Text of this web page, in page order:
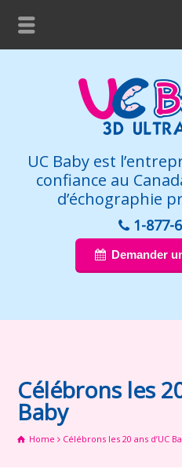
UC Baby est
confiance au
d’échographie
1-877-
Demander
Célébrons les
Baby
Home Célébrons les 20 ans d’UC